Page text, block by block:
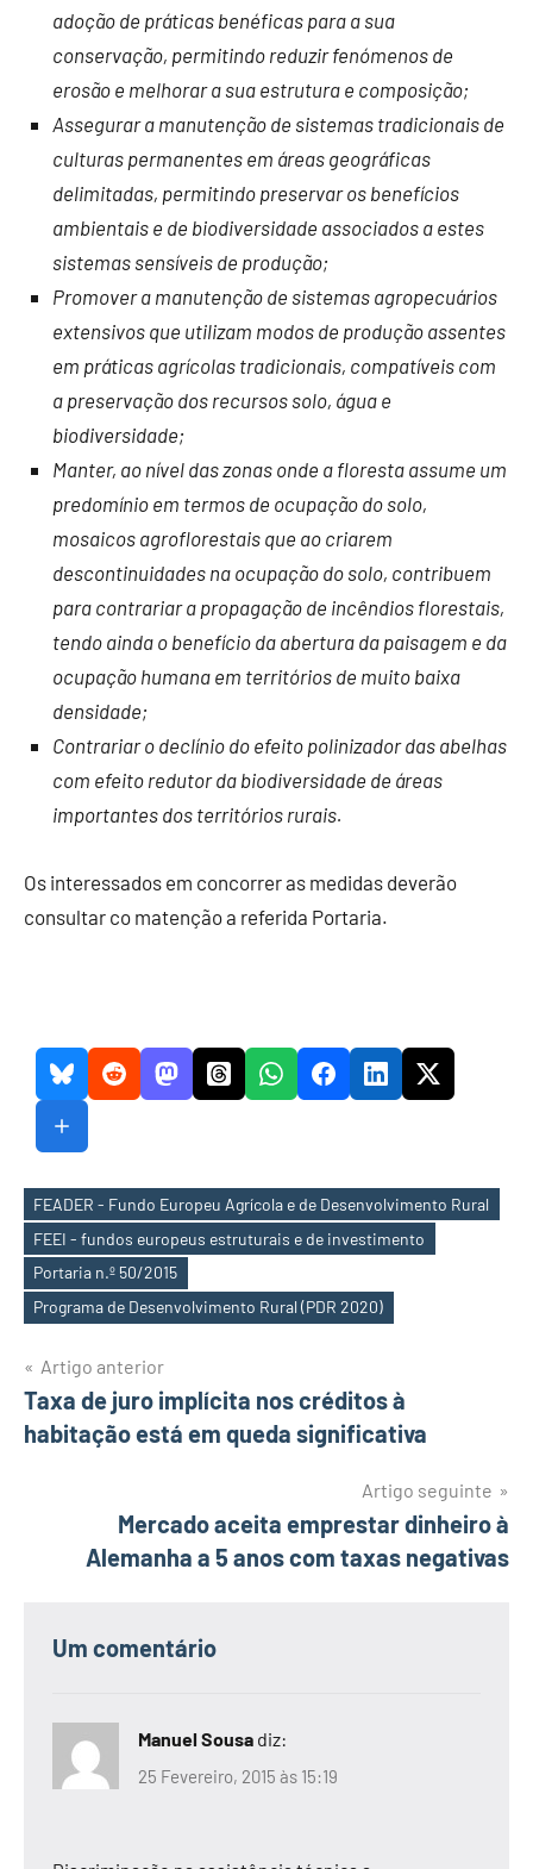
adoção de práticas benéficas para a sua
conservação, permitindo reduzir fenómenos de
erosão e melhorar a sua estrutura e composição;
Assegurar a manutenção de sistemas tradicionais de
culturas permanentes em áreas geográficas
delimitadas, permitindo preservar os benefícios
ambientais e de biodiversidade associados a estes
sistemas sensíveis de produção;
Promover a manutenção de sistemas agropecuários
extensivos que utilizam modos de produção assentes
em práticas agrícolas tradicionais, compatíveis com
a preservação dos recursos solo, água e
biodiversidade;
Manter, ao nível das zonas onde a floresta assume um
predomínio em termos de ocupação do solo,
mosaicos agroflorestais que ao criarem
descontinuidades na ocupação do solo, contribuem
para contrariar a propagação de incêndios florestais,
tendo ainda o benefício da abertura da paisagem e da
ocupação humana em territórios de muito baixa
densidade;
Contrariar o declínio do efeito polinizador das abelhas
com efeito redutor da biodiversidade de áreas
importantes dos territórios rurais.
Os interessados em concorrer as medidas deverão
consultar co matenção a referida Portaria.
Etiquetas
FEADER - Fundo Europeu Agrícola e de Desenvolvimento Rural
FEEI - fundos europeus estruturais e de investimento
Portaria n.º 50/2015
Programa de Desenvolvimento Rural (PDR 2020)
Navegação
de
Artigo anterior
Taxa de juro implícita nos créditos à
habitação está em queda significativa
Artigo seguinte
Mercado aceita emprestar dinheiro à
Alemanha a 5 anos com taxas negativas
Um comentário
Manuel Sousa diz:
25 Fevereiro, 2015 às 15:19